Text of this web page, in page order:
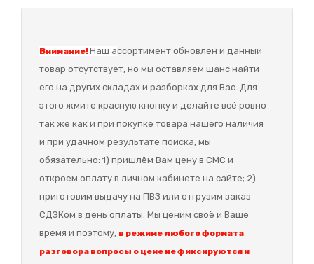
Внимание!Наш ассортимент обновлен и данный
товар отсутствует, но мы оставляем шанс найти
его на других складах и разборках для Вас. Для
этого жмите красную кнопку и делайте всё ровно
так же как и при покупке товара нашего наличия
и при удачном результате поиска, мы
обязательно: 1) пришлём Вам цену в СМС и
откроем оплату в личном кабинете на сайте; 2)
приготовим выдачу на ПВЗ или отгрузим заказ
СДЭКом в день оплаты. Мы ценим своё и Ваше
время и поэтому, в режиме любого формата
разговора вопросы о цене не фиксируются и